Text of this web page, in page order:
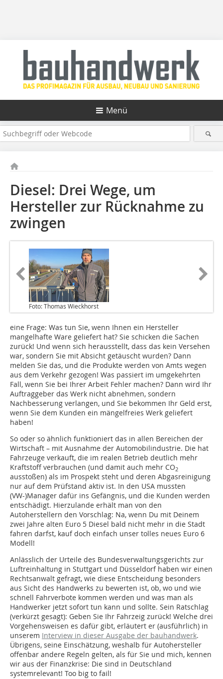
Menü
Diesel: Drei Wege, um
Hersteller zur Rück­nahme zu
zwingen
Foto: Thomas Wieckhorst
eine Frage: Was tun Sie, wenn Ihnen ein Hersteller
mangelhafte Ware geliefert hat? Sie schicken die Sachen
zurück! Und wenn sich herausstellt, dass das kein Versehen
war, sondern Sie mit Absicht getäuscht wurden? Dann
melden Sie das, und die Produkte werden von Amts wegen
aus dem Verkehr gezogen! Was passiert im umgekehrten
Fall, wenn Sie bei Ihrer Arbeit Fehler machen? Dann wird Ihr
Auftrag­geber das Werk nicht abnehmen, sondern
Nachbesserung verlangen, und Sie bekommen Ihr Geld erst,
wenn Sie dem Kunden ein mängelfreies Werk geliefert
haben!
So oder so ähnlich funktioniert das in allen Bereichen der
Wirtschaft – mit Ausnahme der Automobilindustrie. Die hat
Fahrzeuge verkauft, die im realen Betrieb deutlich mehr
Kraftstoff verbrauchen (und damit auch mehr CO2
ausstoßen) als im Prospekt steht und deren Abgasreinigung
nur auf dem Prüfstand aktiv ist. In den USA mussten
(VW-)Manager dafür ins Gefängnis, und die Kunden werden
entschädigt. Hierzulande erhält man von den
Autoherstellern den Vorschlag: Na, wenn Du mit Deinem
zwei Jahre alten Euro 5 Diesel bald nicht mehr in die Stadt
fahren darfst, kauf doch einfach unser tolles neues Euro 6
Modell!
Anlässlich der Urteile des Bundesverwaltungsgerichts zur
Luftreinhaltung in Stutt­gart und Düsseldorf haben wir einen
Rechtsanwalt gefragt, wie diese Entscheidung besonders
aus Sicht des Handwerks zu bewerten ist, ob, wo und wie
schnell Fahrverbote kommen werden und was man als
Handwerker jetzt sofort tun kann und sollte. Sein Ratschlag
(verkürzt gesagt): Geben Sie Ihr Fahrzeig zurück! Welche drei
Vorgehensweisen es dafür gibt, erläutert er (ausführlich) in
unserem Interview in dieser Ausgabe der bauhandwerk.
Übrigens, seine Einschätzung, weshalb für Autohersteller
offenbar andere Regeln gelten, als für Sie und mich, kennen
wir aus der Finanzkrise: Die sind in Deutschland
systemrelevant! Too big to fail!